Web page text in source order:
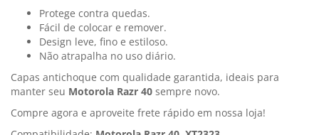
Protege contra quedas.
Fácil de colocar e remover.
Design leve, fino e estiloso.
Não atrapalha no uso diário.
Capas antichoque com qualidade garantida, ideais para
manter seu Motorola Razr 40 sempre novo.
Compre agora e aproveite frete rápido em nossa loja!